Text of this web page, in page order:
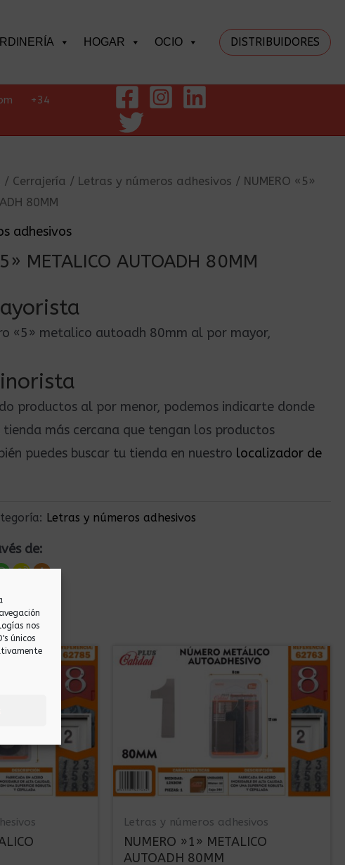
nos
únicos
HOGAR OCIO DISTRIBUIDORES
+34
/ Cerrajería / Letras y números adhesivos / NUMERO «5»
80MM
adhesivos
METALICO AUTOADH 80MM
«5» metalico autoadh 80mm al por mayor,
productos al por menor, podemos indicarte donde
tienda más cercana que tengan los productos
puedes buscar tu tienda en nuestro localizador de
Letras y números adhesivos
de:
Letras y números adhesivos
NUMERO »1» METALICO
AUTOADH 80MM